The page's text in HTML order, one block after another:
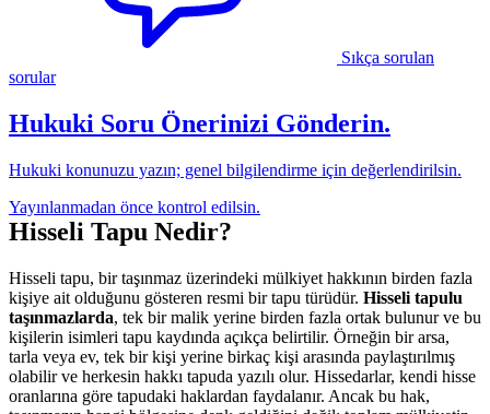
Sıkça sorulan
sorular
Hukuki Soru Önerinizi Gönderin.
Hukuki konunuzu yazın; genel bilgilendirme için değerlendirilsin.
Yayınlanmadan önce kontrol edilsin.
Hisseli Tapu Nedir?
Hisseli tapu, bir taşınmaz üzerindeki mülkiyet hakkının birden fazla
kişiye ait olduğunu gösteren resmi bir tapu türüdür. Hisseli tapulu
taşınmazlarda, tek bir malik yerine birden fazla ortak bulunur ve bu
kişilerin isimleri tapu kaydında açıkça belirtilir. Örneğin bir arsa,
tarla veya ev, tek bir kişi yerine birkaç kişi arasında paylaştırılmış
olabilir ve herkesin hakkı tapuda yazılı olur. Hissedarlar, kendi hisse
oranlarına göre tapudaki haklardan faydalanır. Ancak bu hak,